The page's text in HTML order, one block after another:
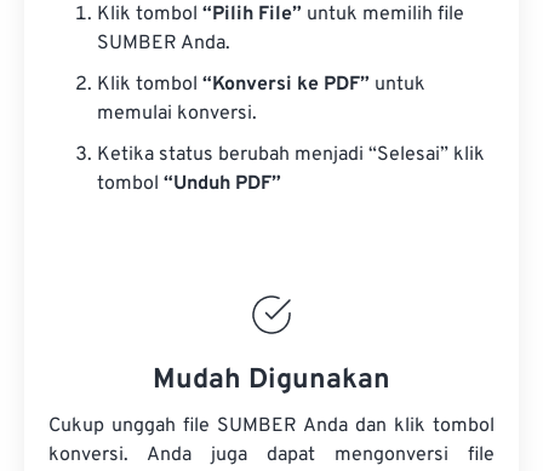
Klik tombol “Pilih File” untuk memilih file
SUMBER Anda.
Klik tombol “Konversi ke PDF” untuk
memulai konversi.
Ketika status berubah menjadi “Selesai” klik
tombol “Unduh PDF”
Mudah Digunakan
Cukup unggah file SUMBER Anda dan klik tombol
konversi. Anda juga dapat mengonversi file